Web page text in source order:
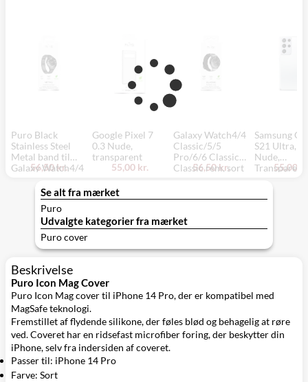
Puro Black
Stainless Steel
Metal band til
Galaxy Watch4/4
Pro/6/6 Classic/7
56,50 kr.
Google Pixel 7
0.3 Nude,
transparent
55,00 kr.
Galaxy Watch4/4
Classic/5/5
Pro/6/6 Classic/7
Classic rem, sort
56,50 kr.
Samsung
S21 Ultra,
Nude,
Transparent
55,00
Se alt fra mærket
Puro
Udvalgte kategorier fra mærket
Puro cover
Beskrivelse
Puro Icon Mag Cover
Puro Icon Mag cover til iPhone 14 Pro, der er kompatibel med
MagSafe teknologi.
Fremstillet af flydende silikone, der føles blød og behagelig at røre
ved. Coveret har en ridsefast microfiber foring, der beskytter din
iPhone, selv fra indersiden af coveret.
Passer til: iPhone 14 Pro
Farve: Sort